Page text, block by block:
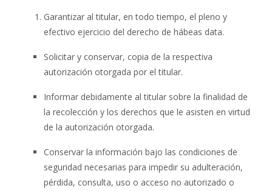
Garantizar al titular, en todo tiempo, el pleno y
efectivo ejercicio del derecho de hábeas data.
Solicitar y conservar, copia de la respectiva
autorización otorgada por el titular.
Informar debidamente al titular sobre la finalidad de
la recolección y los derechos que le asisten en virtud
de la autorización otorgada.
Conservar la información bajo las condiciones de
seguridad necesarias para impedir su adulteración,
pérdida, consulta, uso o acceso no autorizado o